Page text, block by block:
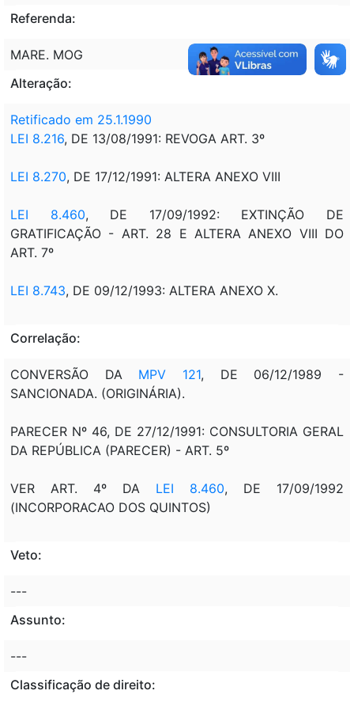
Referenda:
MARE. MOG
Alteração:
Retificado em 25.1.1990
LEI 8.216, DE 13/08/1991: REVOGA ART. 3º
LEI 8.270, DE 17/12/1991: ALTERA ANEXO VIII
LEI 8.460, DE 17/09/1992: EXTINÇÃO DE
GRATIFICAÇÃO - ART. 28 E ALTERA ANEXO VIII DO
ART. 7º
LEI 8.743, DE 09/12/1993: ALTERA ANEXO X.
Correlação:
CONVERSÃO DA MPV 121, DE 06/12/1989 -
SANCIONADA. (ORIGINÁRIA).
PARECER Nº 46, DE 27/12/1991: CONSULTORIA GERAL
DA REPÚBLICA (PARECER) - ART. 5º
VER ART. 4º DA LEI 8.460, DE 17/09/1992
(INCORPORACAO DOS QUINTOS)
Veto:
---
Assunto:
---
Classificação de direito: